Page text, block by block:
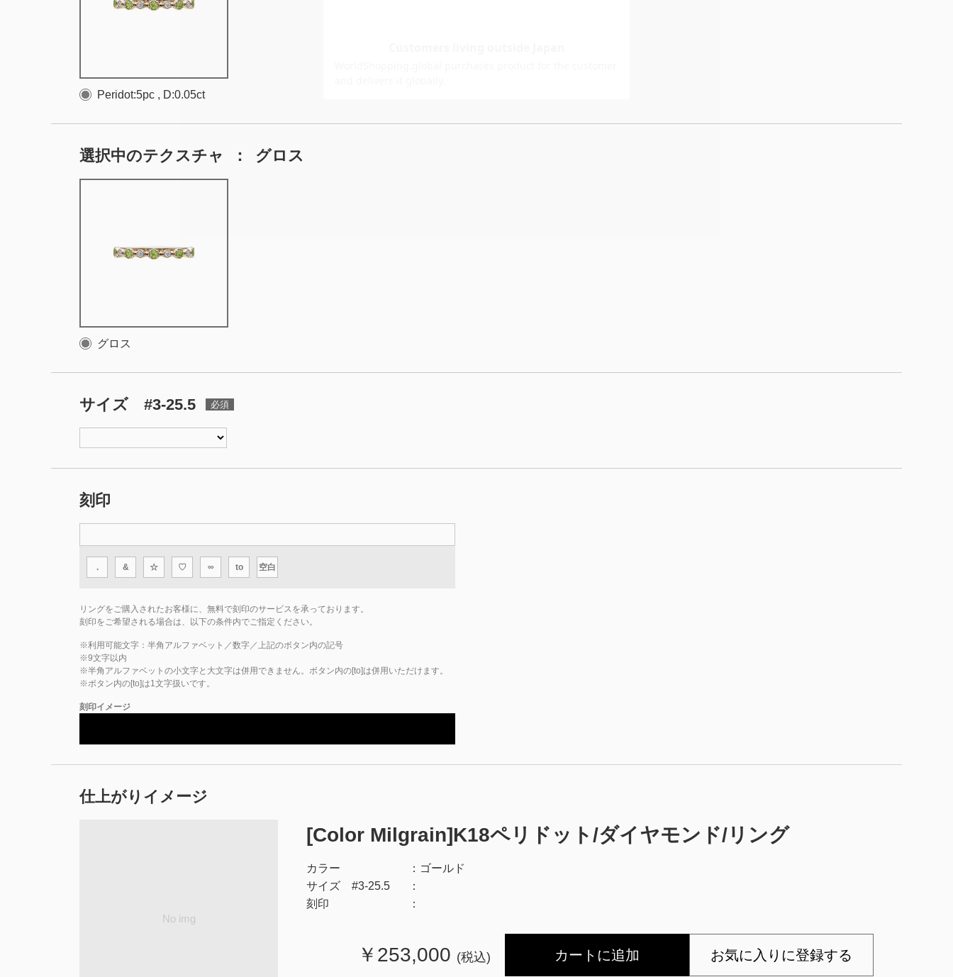
Peridot:5pc , D:0.05ct
選択中のテクスチャ ： グロス
グロス
サイズ #3-25.5
刻印
. & ☆ ♡ ∞ to 空白
リングをご購入されたお客様に、無料で刻印のサービスを承っております。
刻印をご希望される場合は、以下の条件内でご指定ください。
※利用可能文字： 半角アルファベット／数字／上記のボタン内の記号
※9文字以内
※半角アルファベットの小文字と大文字は併用できません。ボタン内の[to]は併用いただけます。
※ボタン内の[to]は1文字扱いです。
刻印イメージ
仕上がりイメージ
[Color Milgrain]K18ペリドット/ダイヤモンド/リング
カラー
ゴールド
サイズ #3-25.5
刻印
￥ 253,000 (税込) カートに追加 お気に入りに登録する